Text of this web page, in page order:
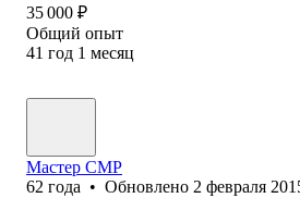
35 000 ₽
Общий опыт
41 год 1 месяц
Мастер СМР
62 года • Обновлено 2 февраля